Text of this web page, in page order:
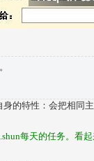
的特性：会把相同
每天的任务。看